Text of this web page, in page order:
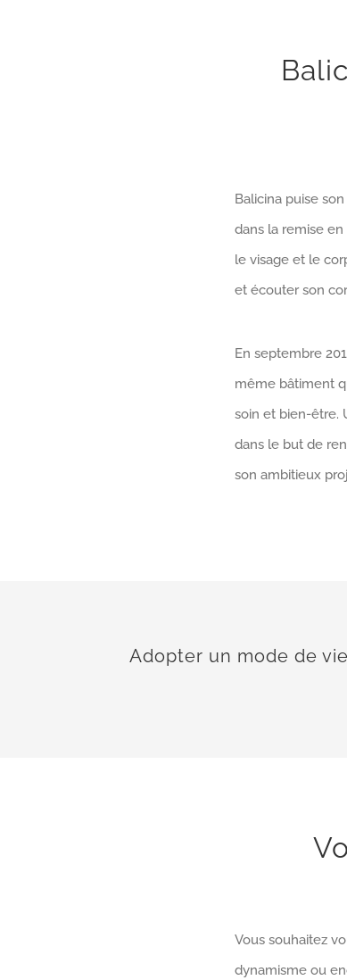
Balicina puise
dans la remise
le visage et le
et écouter son
En septembre
même bâtiment
soin et bien-être.
dans le but de
son ambitieux
Adopter un mode de
Vous souhaitez
dynamisme ou